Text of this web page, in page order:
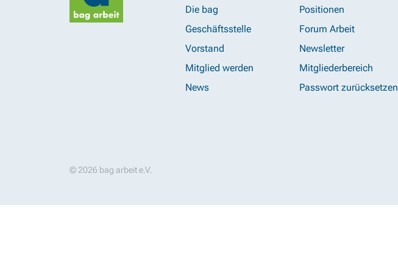
Die bag
Geschäftsstelle
Vorstand
Mitglied werden
News
Positionen
Forum Arbeit
Newsletter
Mitgliederbereich
Passwort zurücksetzen
© 2026 bag arbeit e.V.